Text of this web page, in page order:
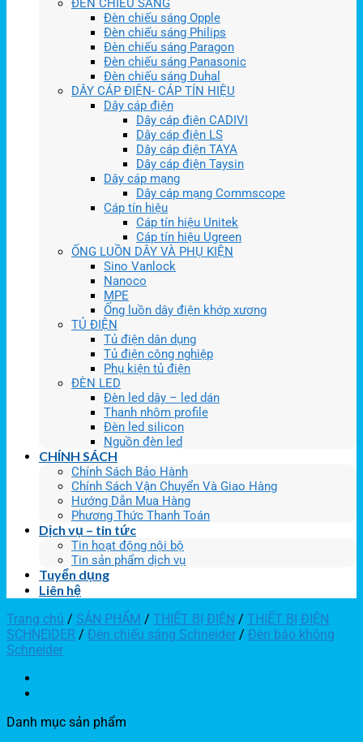
ĐÈN CHIẾU SÁNG
Đèn chiếu sáng Opple
Đèn chiếu sáng Philips
Đèn chiếu sáng Paragon
Đèn chiếu sáng Panasonic
Đèn chiếu sáng Duhal
DÂY CÁP ĐIỆN- CÁP TÍN HIỆU
Dây cáp điện
Dây cáp điện CADIVI
Dây cáp điện LS
Dây cáp điện TAYA
Dây cáp điện Taysin
Dây cáp mạng
Dây cáp mạng Commscope
Cáp tín hiệu
Cáp tín hiệu Unitek
Cáp tín hiệu Ugreen
ỐNG LUỒN DÂY VÀ PHỤ KIỆN
Sino Vanlock
Nanoco
MPE
Ống luồn dây điện khớp xương
TỦ ĐIỆN
Tủ điện dân dụng
Tủ điện công nghiệp
Phụ kiện tủ điện
ĐÈN LED
Đèn led dây – led dán
Thanh nhôm profile
Đèn led silicon
Nguồn đèn led
CHÍNH SÁCH
Chính Sách Bảo Hành
Chính Sách Vận Chuyển Và Giao Hàng
Hướng Dẫn Mua Hàng
Phương Thức Thanh Toán
Dịch vụ – tin tức
Tin hoạt động nội bộ
Tin sản phẩm dịch vụ
Tuyển dụng
Liên hệ
Trang chủ / SẢN PHẨM / THIẾT BỊ ĐIỆN / THIẾT BỊ ĐIỆN
SCHNEIDER / Đèn chiếu sáng Schneider / Đèn báo không
Schneider
Danh mục sản phẩm